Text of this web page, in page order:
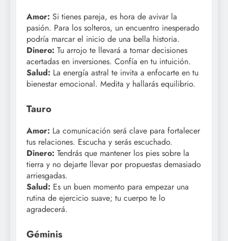
Amor: Si tienes pareja, es hora de avivar la
pasión. Para los solteros, un encuentro inesperado
podría marcar el inicio de una bella historia.
Dinero: Tu arrojo te llevará a tomar decisiones
acertadas en inversiones. Confía en tu intuición.
Salud: La energía astral te invita a enfocarte en tu
bienestar emocional. Medita y hallarás equilibrio.
Tauro
Amor: La comunicación será clave para fortalecer
tus relaciones. Escucha y serás escuchado.
Dinero: Tendrás que mantener los pies sobre la
tierra y no dejarte llevar por propuestas demasiado
arriesgadas.
Salud: Es un buen momento para empezar una
rutina de ejercicio suave; tu cuerpo te lo
agradecerá.
Géminis